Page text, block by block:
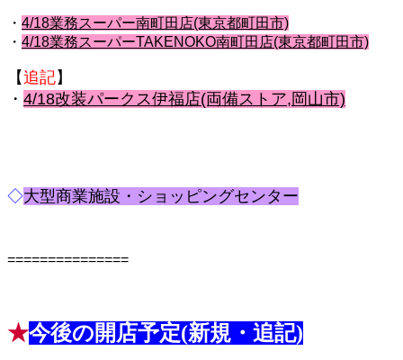
・ 4/18業務スーパー南町田店(東京都町田市)
・ 4/18業務スーパーTAKENOKO南町田店(東京都町田市)
【追記】
・ 4/18改装パークス伊福店(両備ストア,岡山市)
◇大型商業施設・ショッピングセンター
===============
★今後の開店予定(新規・追記)